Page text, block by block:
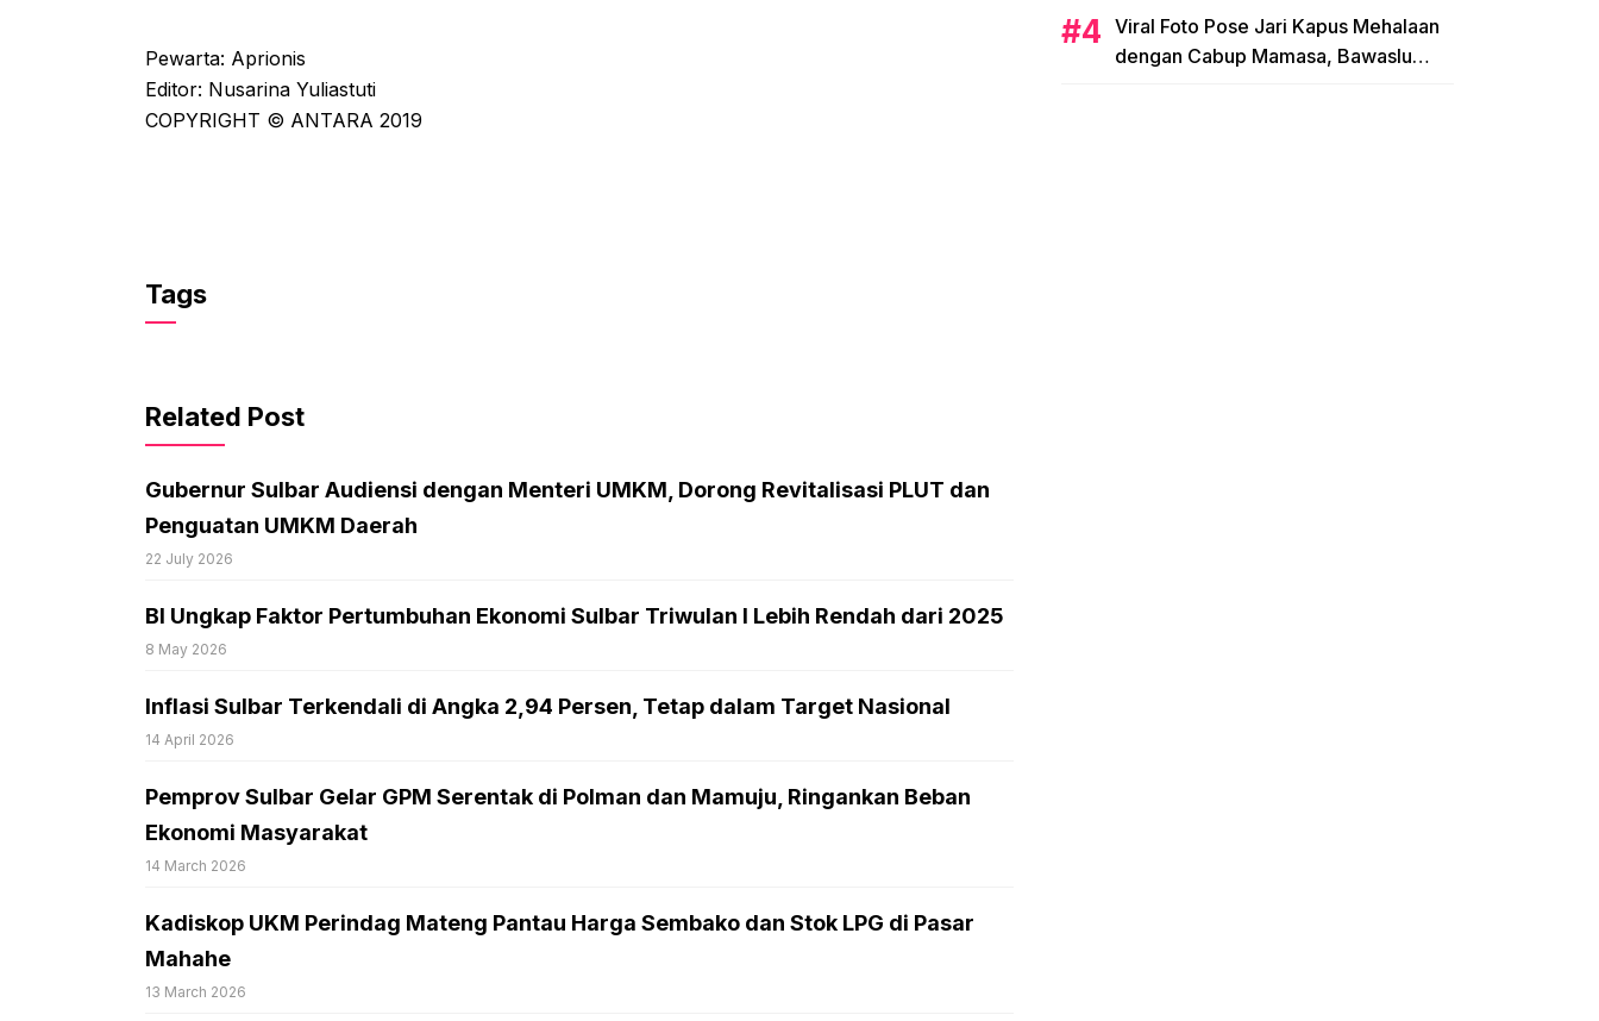
Pewarta: Aprionis
Editor: Nusarina Yuliastuti
COPYRIGHT © ANTARA 2019
Tags
Related Post
Gubernur Sulbar Audiensi dengan Menteri UMKM, Dorong Revitalisasi PLUT dan
Penguatan UMKM Daerah
22 July 2026
BI Ungkap Faktor Pertumbuhan Ekonomi Sulbar Triwulan I Lebih Rendah dari 2025
8 May 2026
Inflasi Sulbar Terkendali di Angka 2,94 Persen, Tetap dalam Target Nasional
14 April 2026
Pemprov Sulbar Gelar GPM Serentak di Polman dan Mamuju, Ringankan Beban
Ekonomi Masyarakat
14 March 2026
Kadiskop UKM Perindag Mateng Pantau Harga Sembako dan Stok LPG di Pasar
Mahahe
13 March 2026
Viral Foto Pose Jari Kapus Mehalaan
dengan Cabup Mamasa, Bawaslu